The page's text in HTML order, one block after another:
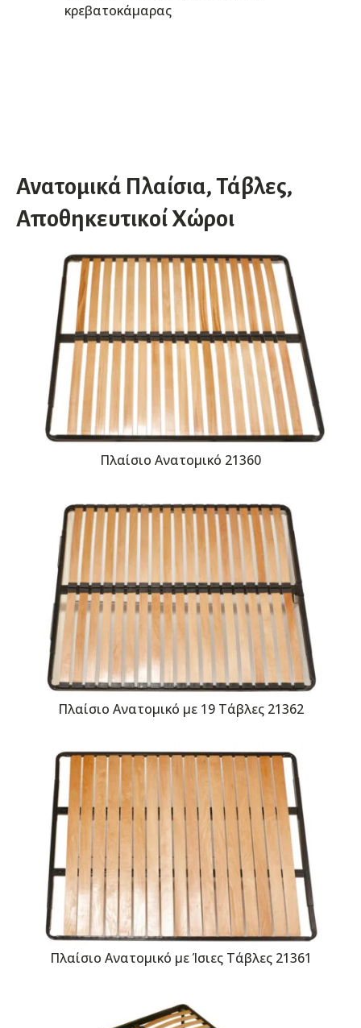
κρεβατοκάμαρας
Ανατομικά Πλαίσια, Τάβλες,
Αποθηκευτικοί Χώροι
Πλαίσιο Ανατομικό 21360
Πλαίσιο Ανατομικό με 19 Τάβλες 21362
Πλαίσιο Ανατομικό με Ίσιες Τάβλες 21361